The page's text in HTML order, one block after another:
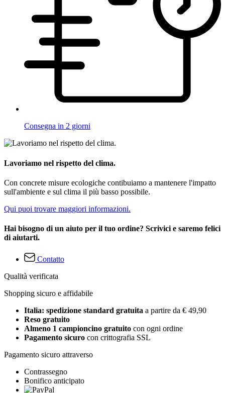
Consegna in 2 giorni
Lavoriamo nel rispetto del clima.
Con concrete misure ecologiche contibuiamo a mantenere l'impatto
sull'ambiente e sul clima il più basso possibile.
Qui puoi trovare maggiori informazioni.
Hai bisogno di un aiuto per il tuo ordine? Scrivici e saremo felici
di aiutarti.
Contatto
Qualità verificata
Shopping sicuro e affidabile
Italia: spedizione standard gratuita a partire da € 49,90
Reso gratuito
Almeno 1 campioncino gratuito con ogni ordine
Pagamento sicuro con crittografia SSL
Pagamento sicuro attraverso
Contrassegno
Bonifico anticipato